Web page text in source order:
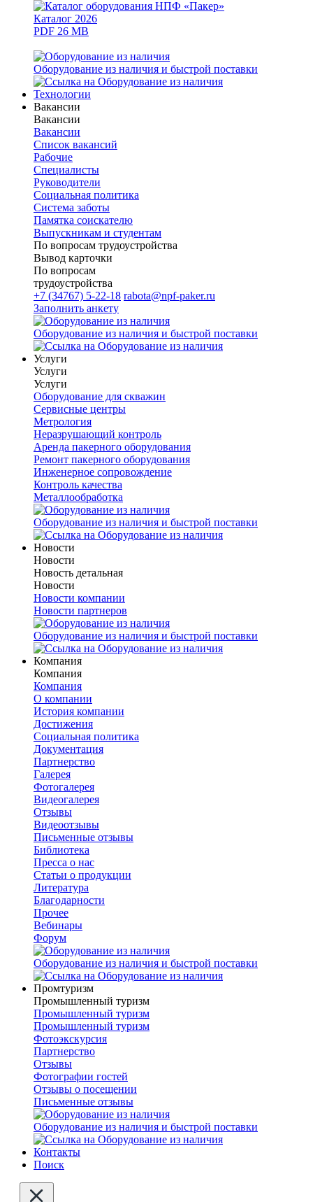
Каталог 2026
PDF 26 MB
Оборудование из наличия и быстрой поставки
Технологии
Вакансии
Вакансии
Вакансии
Список вакансий
Рабочие
Специалисты
Руководители
Cоциальная политика
Система заботы
Памятка соискателю
Выпускникам и студентам
По вопросам трудоустройства
Вывод карточки
По вопросам
трудоустройства
+7 (34767) 5-22-18 rabota@npf-paker.ru
Заполнить анкету
Оборудование из наличия и быстрой поставки
Услуги
Услуги
Услуги
Оборудование для скважин
Сервисные центры
Метрология
Неразрушающий контроль
Аренда пакерного оборудования
Ремонт пакерного оборудования
Инженерное сопровождение
Контроль качества
Металлообработка
Оборудование из наличия и быстрой поставки
Новости
Новости
Новость детальная
Новости
Новости компании
Новости партнеров
Оборудование из наличия и быстрой поставки
Компания
Компания
Компания
О компании
История компании
Достижения
Социальная политика
Документация
Партнерство
Галерея
Фотогалерея
Видеогалерея
Отзывы
Видеоотзывы
Письменные отзывы
Библиотека
Пресса о нас
Статьи о продукции
Литература
Благодарности
Прочее
Вебинары
Форум
Оборудование из наличия и быстрой поставки
Промтуризм
Промышленный туризм
Промышленный туризм
Промышленный туризм
Фотоэкскурсия
Партнерство
Отзывы
Фотографии гостей
Отзывы о посещении
Письменные отзывы
Оборудование из наличия и быстрой поставки
Контакты
Поиск